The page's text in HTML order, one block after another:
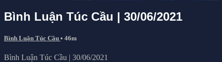
Bình Luận Túc Cầu | 30/06/2021
Bình Luận Túc Cầu • 46m
Bình Luận Túc Cầu | 30/06/2021